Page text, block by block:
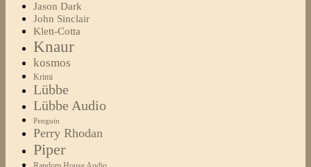
Jason Dark
John Sinclair
Klett-Cotta
Knaur
kosmos
Krimi
Lübbe
Lübbe Audio
Penguin
Perry Rhodan
Piper